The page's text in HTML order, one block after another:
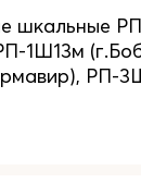
шкальные
1Ш13м
РП-